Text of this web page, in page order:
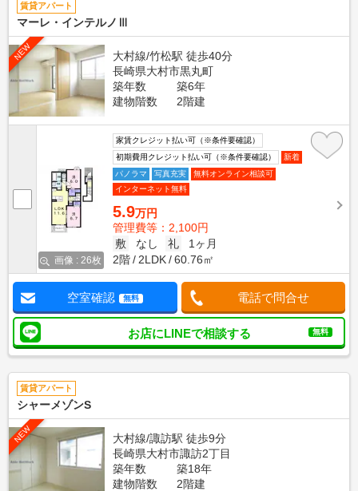
賃貸アパート
マーレ・インテルノⅢ
NEW
大村線/竹松駅 徒歩40分
長崎県大村市黒丸町
築年数
築6年
建物階数
2階建
画像 : 26枚
家賃クレジット払い可（※条件要確認）
初期費用クレジット払い可（※条件要確認）
新着
パノラマ
写真充実
無料オンライン相談可
インターネット無料
5.9万円
管理費等：2,100円
敷
なし 礼
1ヶ月
2階
2LDK 60.76㎡
空室確認 無料 電話で問合せ
お店にLINEで相談する 無料
賃貸アパート
シャーメゾンS
NEW
大村線/諏訪駅 徒歩9分
長崎県大村市諏訪2丁目
築年数
築18年
建物階数
2階建